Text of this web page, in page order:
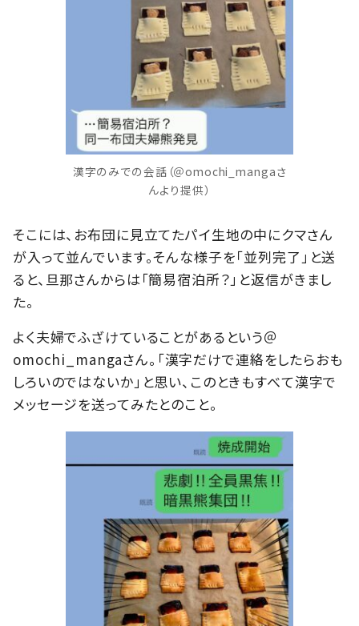
漢字のみでの会話（＠omochi_mangaさ
んより提供）
そこには、お布団に見立てたパイ生地の中にクマさん
が入って並んでいます。そんな様子を「並列完了」と送
ると、旦那さんからは「簡易宿泊所？」と返信がきまし
た。
よく夫婦でふざけていることがあるという＠
omochi_mangaさん。「漢字だけで連絡をしたらおも
しろいのではないか」と思い、このときもすべて漢字で
メッセージを送ってみたとのこと。